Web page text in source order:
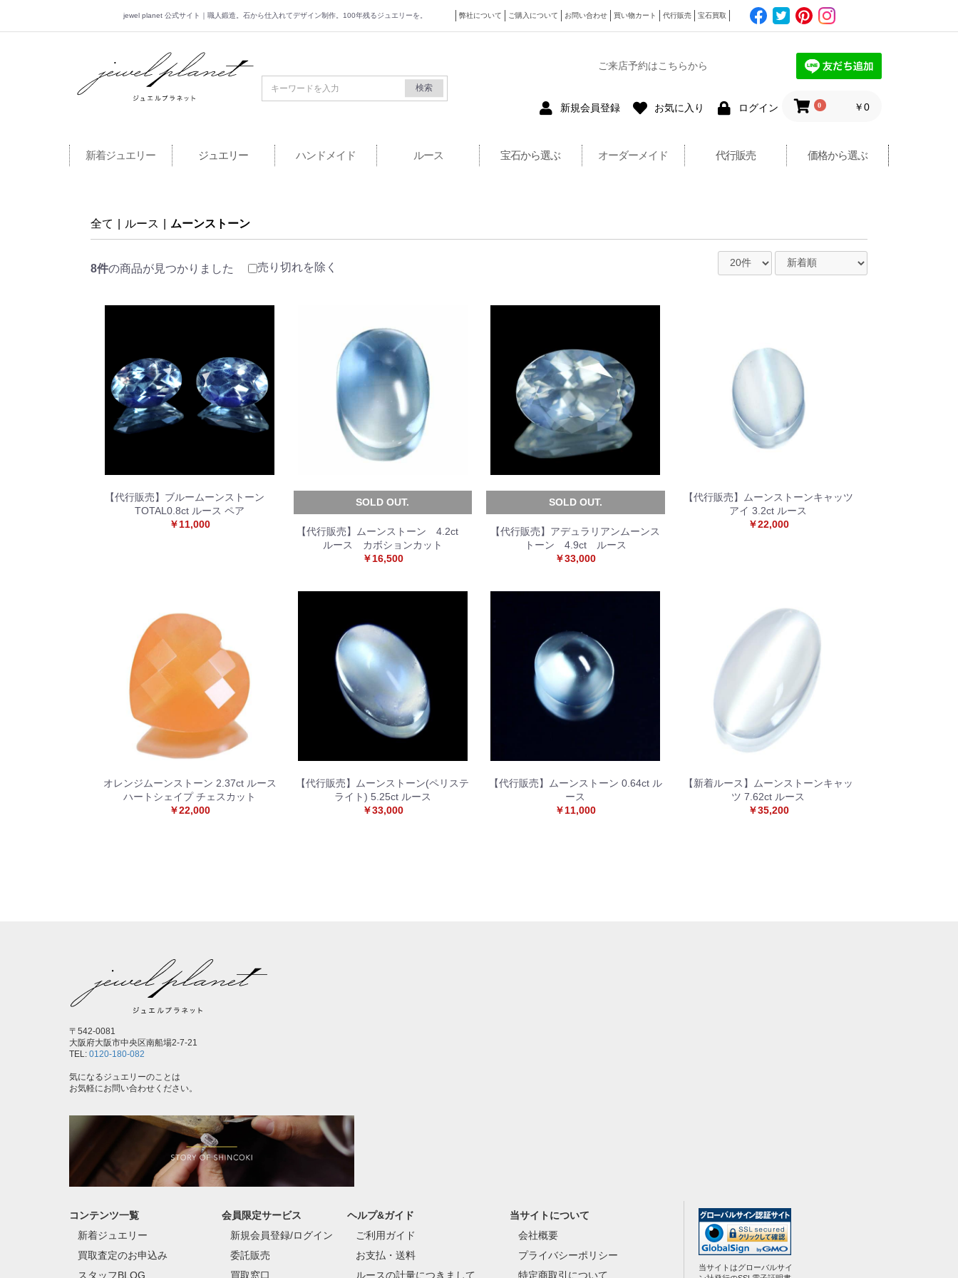
jewel planet 公式サイト｜職人鍛造。石から仕入れてデザイン制作。100年残るジュエリーを。 弊社について ご購入について お問い合わせ 買い物カート 代行販売 宝石買取
jewel planet 公式サイト
検索
ご来店予約はこちらから
新規会員登録 お気に入り ログイン 0 ￥0
新着ジュエリー ジュエリー ハンドメイド ルース 宝石から選ぶ オーダーメイド 代行販売 価格から選ぶ
全て ルース ムーンストーン
8件の商品が見つかりました 売り切れを除く
【代行販売】ブルームーンストーン
TOTAL0.8ct ルース ペア
￥11,000
SOLD OUT.
【代行販売】ムーンストーン 4.2ct
ルース カボションカット
￥16,500
SOLD OUT.
【代行販売】アデュラリアンムーンス
トーン 4.9ct ルース
￥33,000
【代行販売】ムーンストーンキャッツ
アイ 3.2ct ルース
￥22,000
オレンジムーンストーン 2.37ct ルース
ハートシェイプ チェスカット
￥22,000
【代行販売】ムーンストーン(ペリステ
ライト) 5.25ct ルース
￥33,000
【代行販売】ムーンストーン 0.64ct ル
ース
￥11,000
【新着ルース】ムーンストーンキャッ
ツ 7.62ct ルース
￥35,200
お買い物を続ける カートへ進む
〒542-0081
大阪府大阪市中央区南船場2-7-21
TEL: 0120-180-082
気になるジュエリーのことは
お気軽にお問い合わせください。
コンテンツ一覧
新着ジュエリー
買取査定のお申込み
スタッフBLOG
会員限定サービス
新規会員登録/ログイン
委託販売
買取窓口
ヘルプ&ガイド
ご利用ガイド
お支払・送料
ルースの計量につきまして
当サイトについて
会社概要
プライバシーポリシー
特定商取引について
当サイトはグローバルサイ